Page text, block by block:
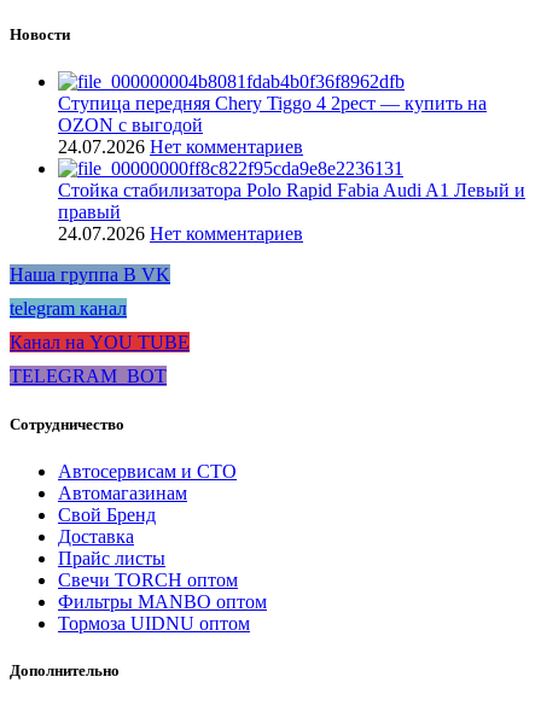
Новости
Ступица передняя Chery Tiggo 4 2рест — купить на
OZON с выгодой
24.07.2026 Нет комментариев
Стойка стабилизатора Polo Rapid Fabia Audi A1 Левый и
правый
24.07.2026 Нет комментариев
Наша группа В VK
telegram канал
Канал на YOU TUBE
TELEGRAM_BOT
Сотрудничество
Автосервисам и СТО
Автомагазинам
Свой Бренд
Доставка
Прайс листы
Свечи TORCH оптом
Фильтры MANBO оптом
Тормоза UIDNU оптом
Дополнительно